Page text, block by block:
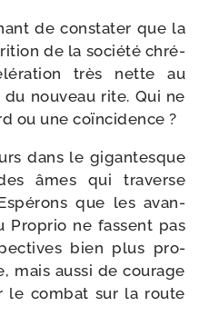
de consta­ter que la
de la socié­té chré­
très nette au
nou­veau rite. Qui ne
ou une coïncidence ?
dans le gigan­tesque
âmes qui tra­verse
que les avan­
Proprio ne fassent pas
bien plus pro­
mais aus­si de cou­rage
le com­bat sur la route